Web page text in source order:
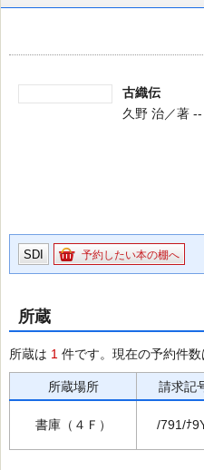
古織伝
久野 治／著
SDI 予約したい本の棚へ
所蔵
所蔵は 1 件です。現在の予約件数
所蔵場所 請求記
書庫（４Ｆ） /791/ﾅ